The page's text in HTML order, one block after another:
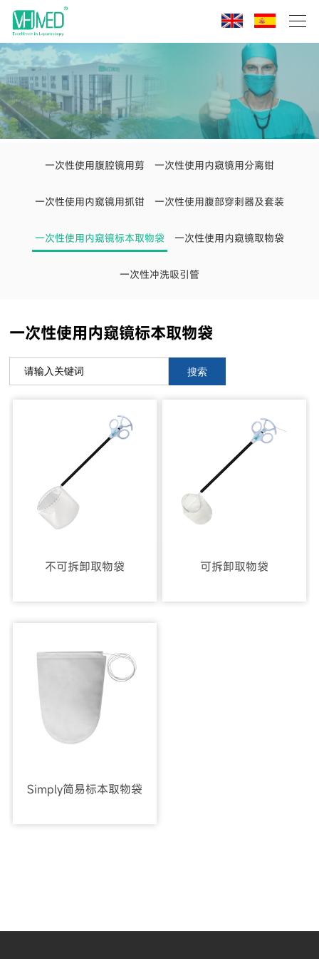
一次性使用腹腔镜用剪 一次性使用内窥镜用分离钳
一次性使用内窥镜用抓钳 一次性使用腹部穿刺器及套装
一次性使用内窥镜标本取物袋 一次性使用内窥镜取物袋
一次性冲洗吸引管
一次性使用内窥镜标本取物袋
搜索
不可拆卸取物袋 可拆卸取物袋
Simply简易标本取物袋